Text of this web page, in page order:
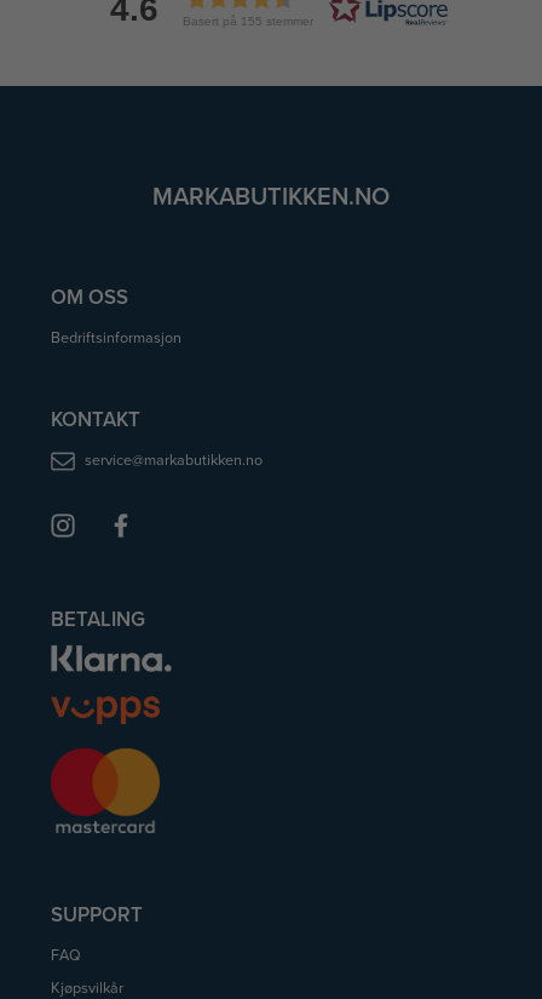
4.6 Basert på 155 stemmer
MARKABUTIKKEN.NO
OM OSS
Bedriftsinformasjon
KONTAKT
service@markabutikken.no
BETALING
SUPPORT
FAQ
Kjøpsvilkår